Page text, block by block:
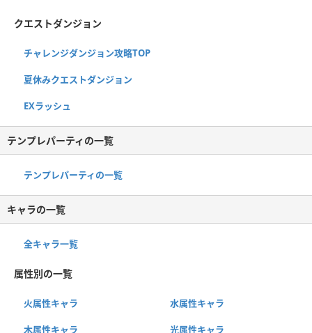
クエストダンジョン
チャレンジダンジョン攻略TOP
夏休みクエストダンジョン
EXラッシュ
テンプレパーティの一覧
テンプレパーティの一覧
キャラの一覧
全キャラ一覧
属性別の一覧
火属性キャラ 水属性キャラ
木属性キャラ 光属性キャラ